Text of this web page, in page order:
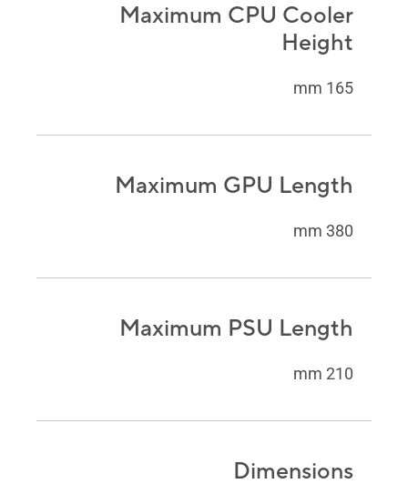
Maximum CPU Cooler
Height
165 mm
Maximum GPU Length
380 mm
Maximum PSU Length
210 mm
Dimensions